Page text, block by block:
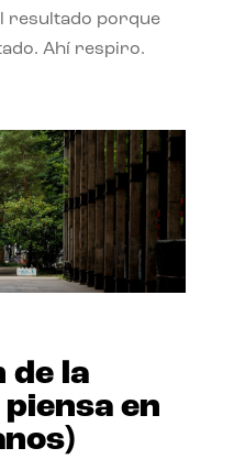
resultado porque
Ahí respiro.
de la
en